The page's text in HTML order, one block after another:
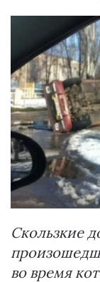
Скользкие
во время